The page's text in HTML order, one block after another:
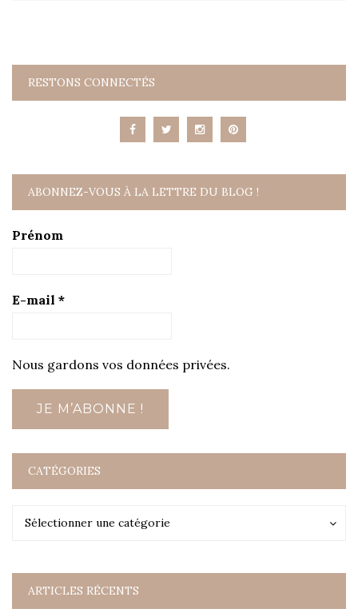
RESTONS CONNECTÉS
ABONNEZ-VOUS À LA LETTRE DU BLOG !
Prénom
E-mail *
Nous gardons vos données privées.
CATÉGORIES
Sélectionner une catégorie
Catégories
ARTICLES RÉCENTS